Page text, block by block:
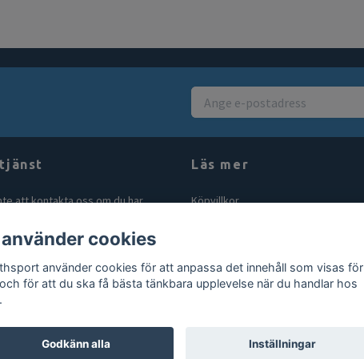
att kontakta oss om du har
vi kan! Maila oss på
Läs mer
Köpvillkor
Gör en retur
cookies
använder cookies för att anpassa det innehåll som visas för
för att du ska få bästa tänkbara upplevelse när du handlar hos
Godkänn alla Inställningar